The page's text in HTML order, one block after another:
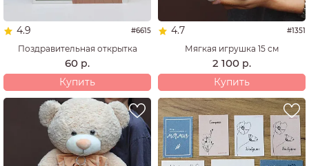
4.9 #6615
Поздравительная открытка
60 р.
Купить
4.7 #1351
Мягкая игрушка 15 см
2 100 р.
Купить